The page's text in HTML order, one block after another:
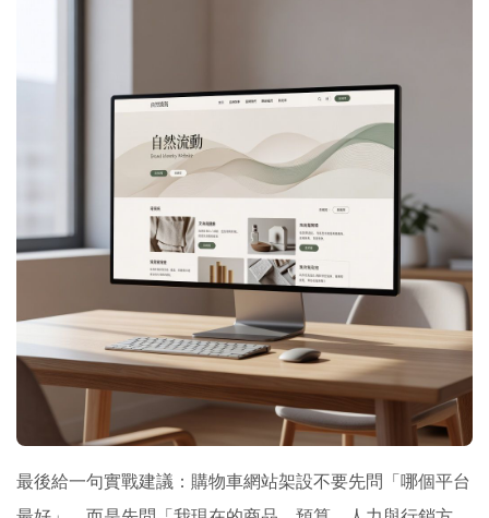
最後給一句實戰建議：購物車網站架設不要先問「哪個平台